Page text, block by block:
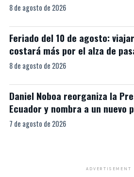
8 de agosto de 2026
Feriado del 10 de agosto:
costará más por el alza de
8 de agosto de 2026
Daniel Noboa reorganiza la
Ecuador y nombra a un nuevo
7 de agosto de 2026
ADVERTISEMENT